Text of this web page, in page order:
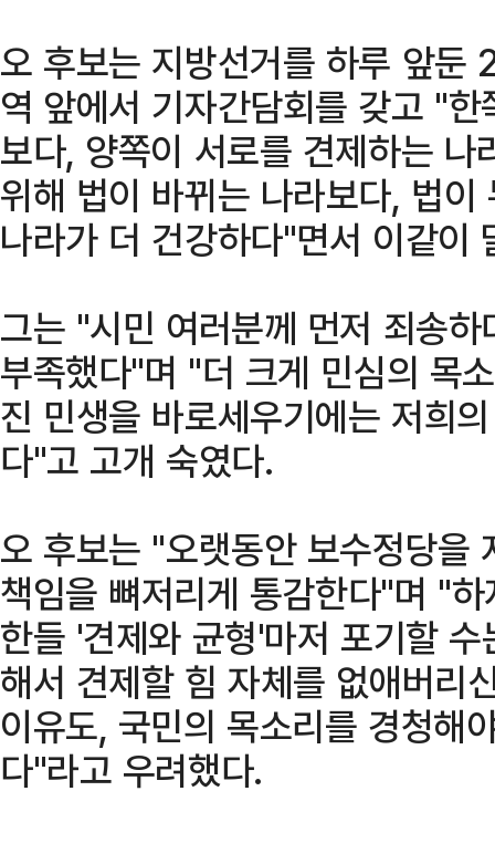
오 후보는 지방선거를 하루 앞둔
역 앞에서 기자간담회를 갖고 "
보다, 양쪽이 서로를 견제하는
위해 법이 바뀌는 나라보다, 법
나라가 더 건강하다"면서 이같이
그는 "시민 여러분께 먼저 죄송
부족했다"며 "더 크게 민심의 목
진 민생을 바로세우기에는 저희
다"고 고개 숙였다.
오 후보는 "오랫동안 보수정당을
책임을 뼈저리게 통감한다"며 "
한들 '견제와 균형'마저 포기할
해서 견제할 힘 자체를 없애버리
이유도, 국민의 목소리를 경청해
다"라고 우려했다.